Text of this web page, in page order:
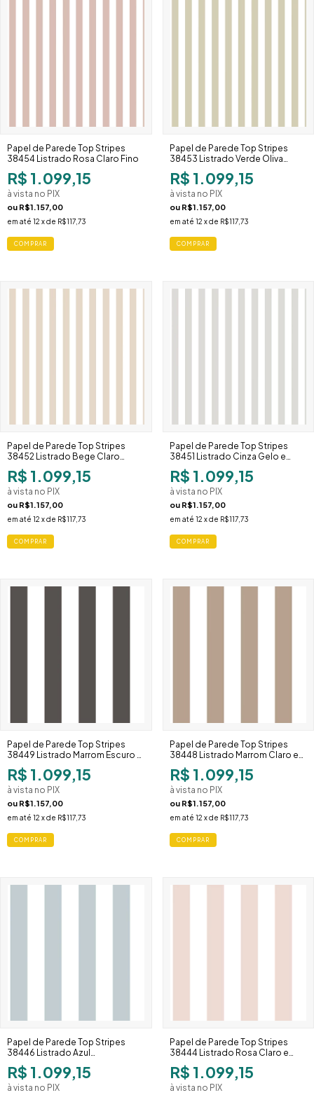
Papel de Parede Top Stripes
38454 Listrado Rosa Claro Fino
R$ 1.099,15
à vista no PIX
ou R$1.157,00
em até 12 x de R$117,73
Papel de Parede Top Stripes
38453 Listrado Verde Oliva
Claro Fino
R$ 1.099,15
à vista no PIX
ou R$1.157,00
em até 12 x de R$117,73
Papel de Parede Top Stripes
38452 Listrado Bege Claro
Estreito
R$ 1.099,15
à vista no PIX
ou R$1.157,00
em até 12 x de R$117,73
Papel de Parede Top Stripes
38451 Listrado Cinza Gelo e
Branco Estreito
R$ 1.099,15
à vista no PIX
ou R$1.157,00
em até 12 x de R$117,73
Papel de Parede Top Stripes
38449 Listrado Marrom Escuro e
Branco Largo
R$ 1.099,15
à vista no PIX
ou R$1.157,00
em até 12 x de R$117,73
Papel de Parede Top Stripes
38448 Listrado Marrom Claro e
Branco Largo
R$ 1.099,15
à vista no PIX
ou R$1.157,00
em até 12 x de R$117,73
Papel de Parede Top Stripes
38446 Listrado Azul
Acinzentado e Branco Largo
R$ 1.099,15
à vista no PIX
Papel de Parede Top Stripes
38444 Listrado Rosa Claro e
Branco Largo
R$ 1.099,15
à vista no PIX